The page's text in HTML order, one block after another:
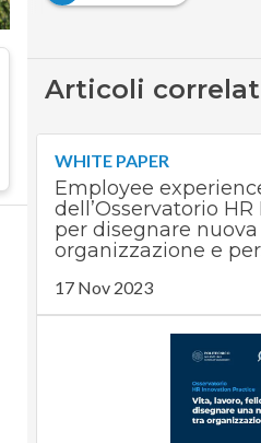
Articoli
WHITE PAPER
Employee
dell’Osservatorio
per disegnare
organizzazione e
17 Nov 2023